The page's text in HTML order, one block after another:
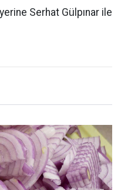
Serhat Gülpınar ile